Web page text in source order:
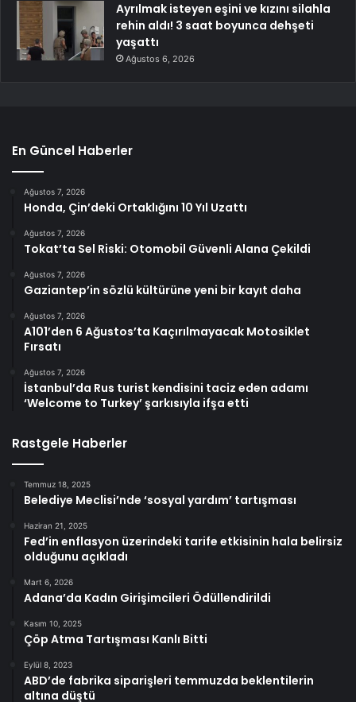
Ayrılmak isteyen eşini ve kızını silahla
rehin aldı! 3 saat boyunca dehşeti
yaşattı
Ağustos 6, 2026
En Güncel Haberler
Ağustos 7, 2026
Honda, Çin’deki Ortaklığını 10 Yıl Uzattı
Ağustos 7, 2026
Tokat’ta Sel Riski: Otomobil Güvenli Alana Çekildi
Ağustos 7, 2026
Gaziantep’in sözlü kültürüne yeni bir kayıt daha
Ağustos 7, 2026
A101’den 6 Ağustos’ta Kaçırılmayacak Motosiklet
Fırsatı
Ağustos 7, 2026
İstanbul’da Rus turist kendisini taciz eden adamı
‘Welcome to Turkey’ şarkısıyla ifşa etti
Rastgele Haberler
Temmuz 18, 2025
Belediye Meclisi’nde ‘sosyal yardım’ tartışması
Haziran 21, 2025
Fed’in enflasyon üzerindeki tarife etkisinin hala belirsiz
olduğunu açıkladı
Mart 6, 2026
Adana’da Kadın Girişimcileri Ödüllendirildi
Kasım 10, 2025
Çöp Atma Tartışması Kanlı Bitti
Eylül 8, 2023
ABD’de fabrika siparişleri temmuzda beklentilerin
altına düştü